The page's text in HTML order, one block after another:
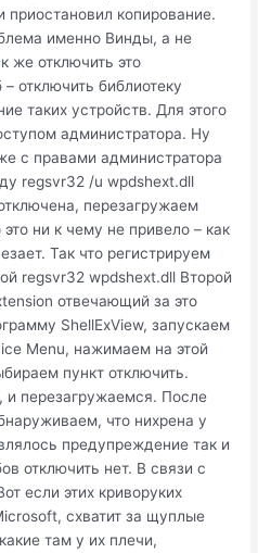
приостановил копирование.
именно Винды, а не
же отключить это
отключить библиотеку
таких устройств. Для этого
администратора. Ну
с правами администратора
regsvr32 /u wpdshext.dll
перезагружаем
ни к чему не привело – как
Так что регистрируем
regsvr32 wpdshext.dll Второй
отвечающий за это
ShellExView, запускаем
Menu, нажимаем на этой
пункт отключить.
перезагружаемся. После
что нихрена у
предупреждение так и
отключить нет. В связи с
если этих криворуких
схватит за щуплые
там у их плечи,